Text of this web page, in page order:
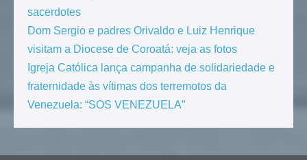
sacerdotes
Dom Sergio e padres Orivaldo e Luiz Henrique
visitam a Diocese de Coroatá: veja as fotos
Igreja Católica lança campanha de solidariedade e
fraternidade às vítimas dos terremotos da
Venezuela: “SOS VENEZUELA”